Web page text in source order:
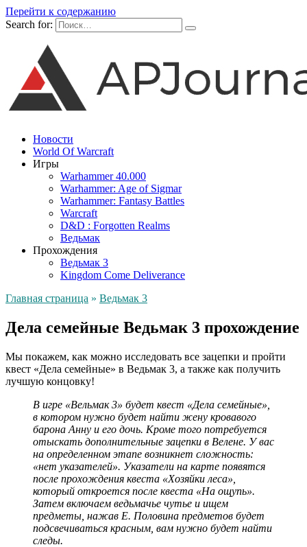
Перейти к содержанию
Search for:
Новости
World Of Warcraft
Игры
Warhammer 40.000
Warhammer: Age of Sigmar
Warhammer: Fantasy Battles
Warcraft
D&D : Forgotten Realms
Ведьмак
Прохождения
Ведьмак 3
Kingdom Come Deliverance
Главная страница » Ведьмак 3
Дела семейные Ведьмак 3 прохождение
Мы покажем, как можно исследовать все зацепки и пройти
квест «Дела семейные» в Ведьмак 3, а также как получить
лучшую концовку!
В игре «Вельмак 3» будет квест «Дела семейные»,
в котором нужно будет найти жену кровавого
барона Анну и его дочь. Кроме того потребуется
отыскать дополнительные зацепки в Велене. У вас
на определенном этапе возникнет сложность:
«нет указателей». Указатели на карте появятся
после прохождения квеста «Хозяйки леса»,
который откроется после квеста «На ощупь».
Затем включаем ведьмачье чутье и ищем
предметы, нажав Е. Половина предметов будет
подсвечиваться красным, вам нужно будет найти
следы.